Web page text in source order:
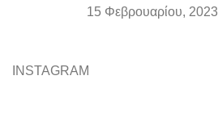
15 Φεβρουαρίου, 2023
INSTAGRAM